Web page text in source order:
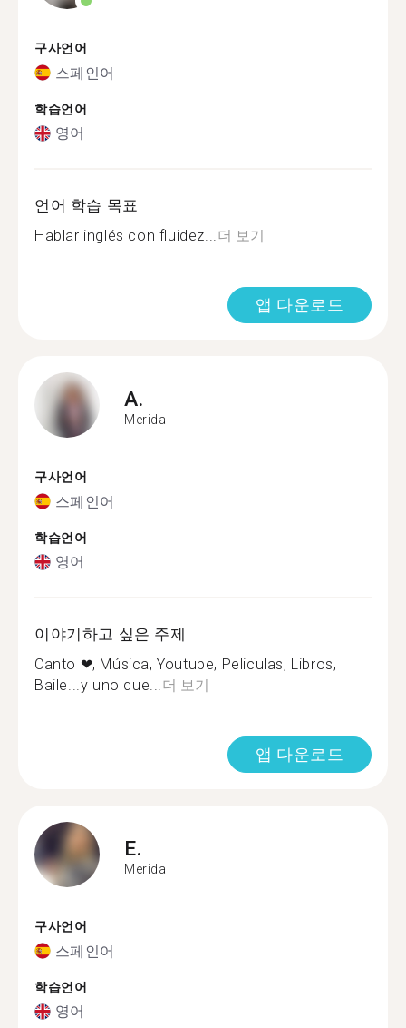
구사언어
스페인어
학습언어
영어
언어 학습 목표
Hablar inglés con fluidez...더 보기
앱 다운로드
A.
Merida
구사언어
스페인어
학습언어
영어
이야기하고 싶은 주제
Canto ❤, Música, Youtube, Peliculas, Libros,
Baile...y uno que...더 보기
앱 다운로드
E.
Merida
구사언어
스페인어
학습언어
영어